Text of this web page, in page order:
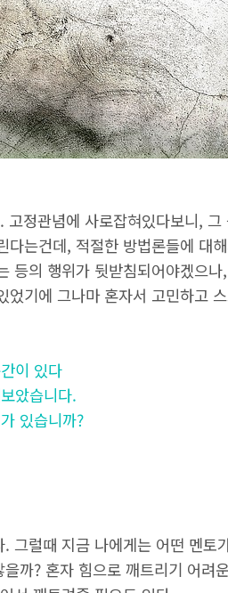
정관념에 사로잡혀있다보니,
는건데, 적절한 방법론들에 대
등의 행위가 뒷받침되어야겠으
기에 그나마 혼자서 고민하고
이 있다
았습니다.
있습니까?
그럴때 지금 나에게는 어떤 멘토
까? 혼자 힘으로 깨트리기 어려